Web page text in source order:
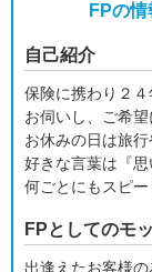
FPの情
自己紹介
保険に携わり２
お伺いし、ご希
お休みの日は旅行
好きな言葉は『思
何ごとにもスピー
FPとしてのモ
出逢えたお客様